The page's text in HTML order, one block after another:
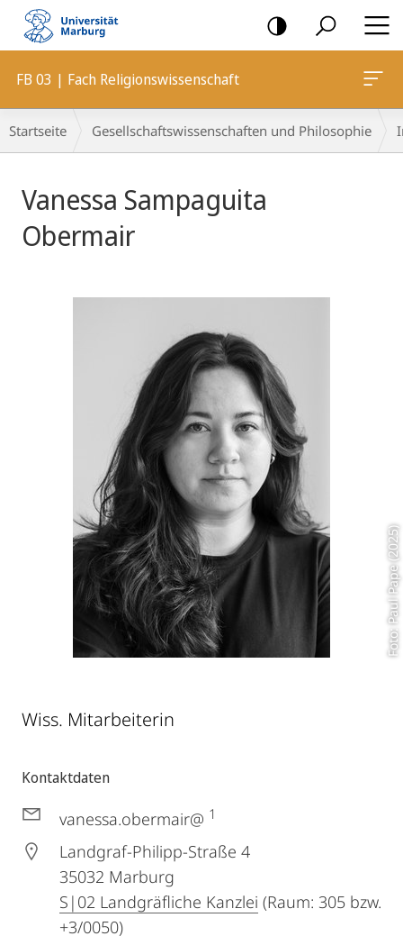
Mobile-
Navigation
FB 03 | Fach Religionswissenschaft
Breadcrumb-
Navigation
Startseite Gesellschaftswissenschaften und Philosophie
Vanessa Sampaguita
Obermair
Foto: Paul Pape (2025)
Wiss. Mitarbeiterin
Kontaktdaten
vanessa.obermair@ 1
Landgraf-Philipp-Straße 4
35032 Marburg
S|02 Landgräfliche Kanzlei (Raum: 305 bzw.
+3/0050)